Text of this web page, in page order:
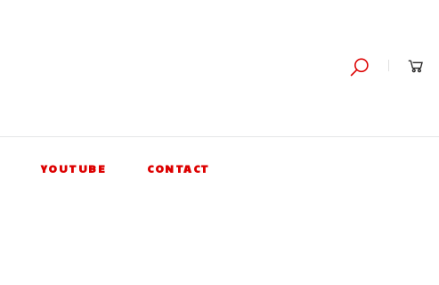
YOUTUBE CONTACT